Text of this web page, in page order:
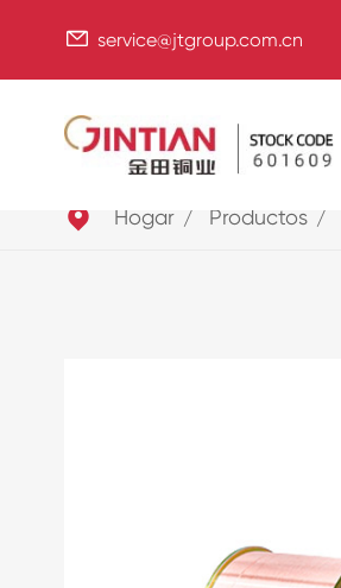
 service@jtgroup.com.cn
 Hogar Productos